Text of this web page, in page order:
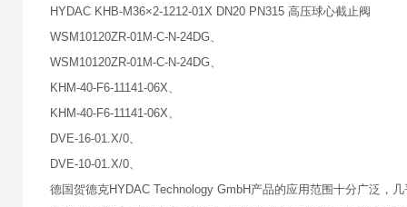
HYDAC KHB-M36×2-1212-01X DN20 PN315 高压球心截止阀
WSM10120ZR-01M-C-N-24DG、
WSM10120ZR-01M-C-N-24DG、
KHM-40-F6-11141-06X、
KHM-40-F6-11141-06X、
DVE-16-01.X/0、
DVE-10-01.X/0、
德国贺德克HYDAC Technology GmbH产品的应用范围十分广泛，